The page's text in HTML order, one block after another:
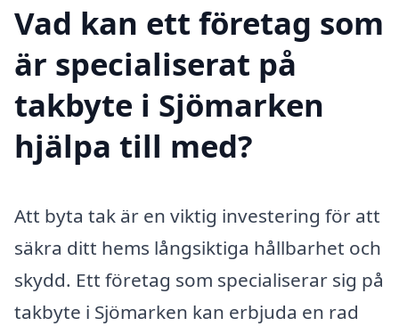
Vad kan ett företag som
är specialiserat på
takbyte i Sjömarken
hjälpa till med?
Att byta tak är en viktig investering för att
säkra ditt hems långsiktiga hållbarhet och
skydd. Ett företag som specialiserar sig på
takbyte i Sjömarken kan erbjuda en rad